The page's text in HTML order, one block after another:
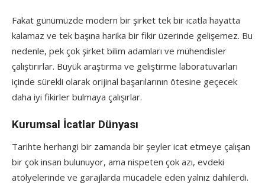
Fakat günümüzde modern bir şirket tek bir icatla hayatta
kalamaz ve tek başına harika bir fikir üzerinde gelişemez. Bu
nedenle, pek çok şirket bilim adamları ve mühendisler
çalıştırırlar. Büyük araştırma ve geliştirme laboratuvarları
içinde sürekli olarak orijinal başarılarının ötesine geçecek
daha iyi fikirler bulmaya çalışırlar.
Kurumsal İcatlar Dünyası
Tarihte herhangi bir zamanda bir şeyler icat etmeye çalışan
bir çok insan bulunuyor, ama nispeten çok azı, evdeki
atölyelerinde ve garajlarda mücadele eden yalnız dahilerdi.